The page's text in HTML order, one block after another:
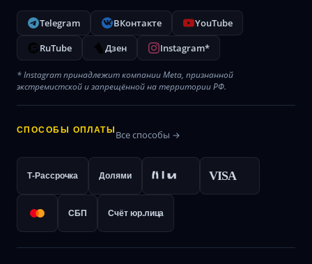
Telegram ВКонтакте
YouTube
RuTube
Дзен Instagram*
* Instagram принадлежит компании Meta, признанной
экстремистской и запрещённой на территории РФ.
СПОСОБЫ ОПЛАТЫ Все способы →
Т-Рассрочка Долями VISA
СБП Счёт юр.лица